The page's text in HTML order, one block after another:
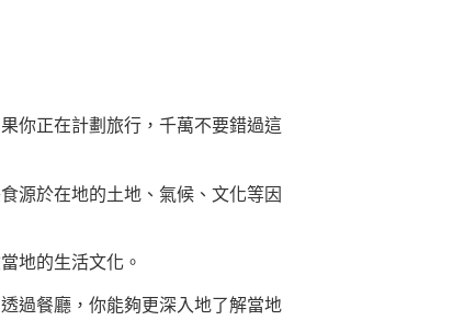
你正在計劃旅行，千萬不要錯過這
源於在地的土地、氣候、文化等因
地的生活文化。
過餐廳，你能夠更深入地了解當地